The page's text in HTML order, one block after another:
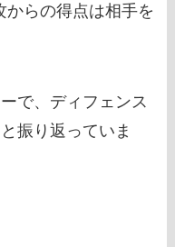
からの得点は相手を
で、ディフェンス
振り返っていま